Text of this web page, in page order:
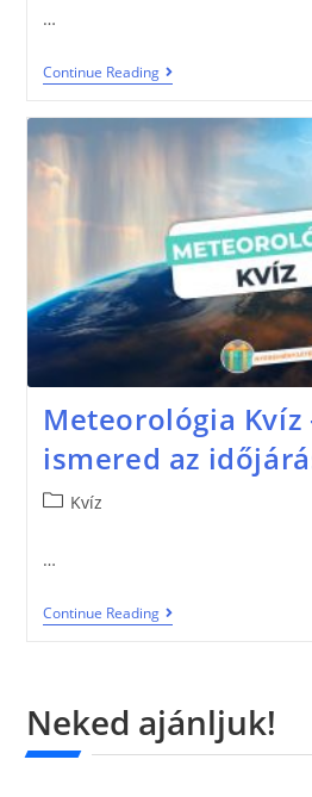
…
Continue Reading
Meteorológia Kvíz
ismered az
Kvíz
…
Continue Reading
Neked ajánljuk!